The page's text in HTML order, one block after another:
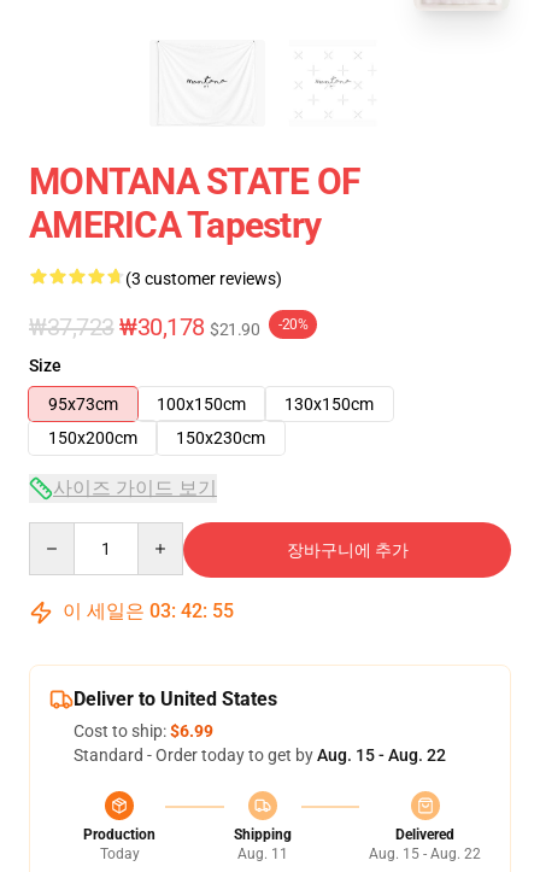
MONTANA STATE OF
AMERICA Tapestry
(3 customer reviews)
₩37,723 ₩30,178 $21.90 -20%
Size
95x73cm
100x150cm
130x150cm
150x200cm
150x230cm
사이즈 가이드 보기
장바구니에 추가
이 세일은 03: 42: 55
Deliver to United States
Cost to ship:$6.99
Standard - Order today to get byAug. 15 - Aug. 22
Production
Today
Shipping
Aug. 11
Delivered
Aug. 15 - Aug. 22